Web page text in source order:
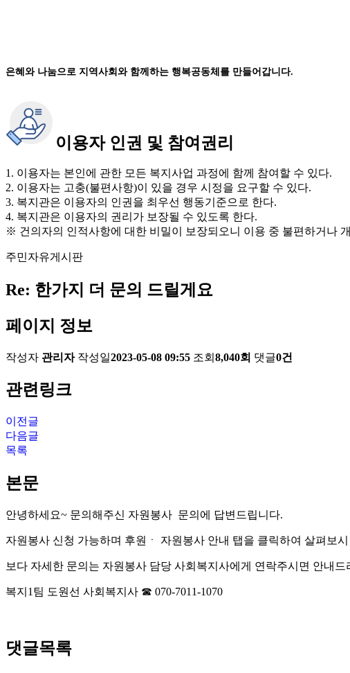
은혜와 나눔으로 지역사회와 함께하는 행복공동체를 만들어갑니다.
이용자 인권 및 참여권리
1. 이용자는 본인에 관한 모든 복지사업 과정에 함께 참여할 수 있다.
2. 이용자는 고충(불편사항)이 있을 경우 시정을 요구할 수 있다.
3. 복지관은 이용자의 인권을 최우선 행동기준으로 한다.
4. 복지관은 이용자의 권리가 보장될 수 있도록 한다.
※ 건의자의 인적사항에 대한 비밀이 보장되오니 이용 중 불편하거나
주민자유게시판
Re: 한가지 더 문의 드릴게요
페이지 정보
작성자 관리자 작성일2023-05-08 09:55 조회 8,040회 댓글0건
관련링크
이전글
다음글
목록
본문
안녕하세요~ 문의해주신 자원봉사 문의에 답변드립니다.
자원봉사 신청 가능하며 후원ㆍ 자원봉사 안내 탭을 클릭하여 살펴보
보다 자세한 문의는 자원봉사 담당 사회복지사에게 연락주시면 안내드
복지1팀 도원선 사회복지사 ☎ 070-7011-1070
댓글목록